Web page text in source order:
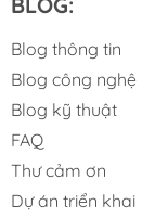
Blog thông tin
Blog công nghệ
Blog kỹ thuật
FAQ
Thư cảm ơn
Dự án triển khai